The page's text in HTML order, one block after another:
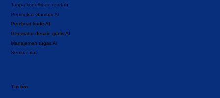
Semua alat
Manajemen tugas AI
Generator desain grafis AI
Tanpa kode/kode rendah
Pembuat kode AI
Peningkat Gambar AI
Tin tức